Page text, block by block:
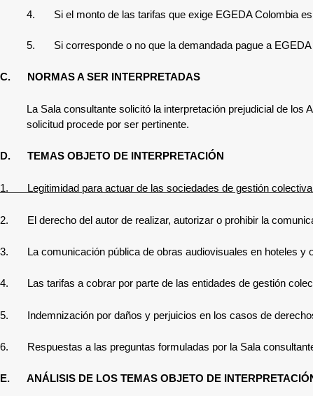
4. Si el monto de las tarifas que exige EGEDA Colombia
5. Si corresponde o no que la demandada pague a
C. NORMAS A SER INTERPRETADAS
LaSala consultante solicitó la interpretación prejudicial de los
solicitud procede por ser pertinente.
D. TEMAS OBJETO DE INTERPRETACIÓN
1. Legitimidad para actuar de las sociedades de gestión
2. El derecho del autor de realizar, autorizar o prohibir la
3. La comunicación pública de obras audiovisuales en hoteles y
4. Las tarifas a cobrar por parte de las entidades de gestión
5. Indemnización por daños y perjuicios en los casos de
6. Respuestas a las preguntas formuladas por la Sala
E. ANÁLISIS DE LOS TEMAS OBJETO DE